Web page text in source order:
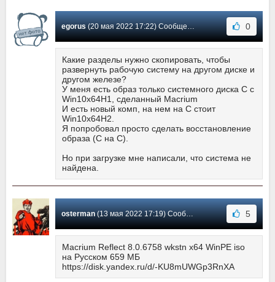
egorus(20 мая 2022 17:22) Сообщение #508 0
Какие разделы нужно скопировать, чтобы
развернуть рабочую систему на другом диске и
другом железе?
У меня есть образ только системного диска С с
Win10x64H1, сделанный Macrium
И есть новый комп, на нем на С стоит
Win10x64H2.
Я попробовал просто сделать восстановление
образа (C на С).
Но при загрузке мне написали, что система не
найдена.
osterman(13 мая 2022 17:19) Сообщение #507 5
Macrium Reflect 8.0.6758 wkstn x64 WinPE iso
на Русском 659 МБ
https://disk.yandex.ru/d/-KU8mUWGp3RnXA